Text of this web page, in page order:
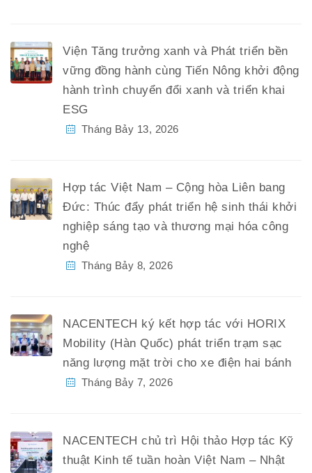
Viện Tăng trưởng xanh và Phát triển bền
vững đồng hành cùng Tiến Nông khởi động
hành trình chuyển đổi xanh và triển khai
ESG
Tháng Bảy 13, 2026
Hợp tác Việt Nam – Cộng hòa Liên bang
Đức: Thúc đẩy phát triển hệ sinh thái khởi
nghiệp sáng tạo và thương mại hóa công
nghệ
Tháng Bảy 8, 2026
NACENTECH ký kết hợp tác với HORIX
Mobility (Hàn Quốc) phát triển trạm sạc
năng lượng mặt trời cho xe điện hai bánh
Tháng Bảy 7, 2026
NACENTECH chủ trì Hội thảo Hợp tác Kỹ
thuật Kinh tế tuần hoàn Việt Nam – Nhật